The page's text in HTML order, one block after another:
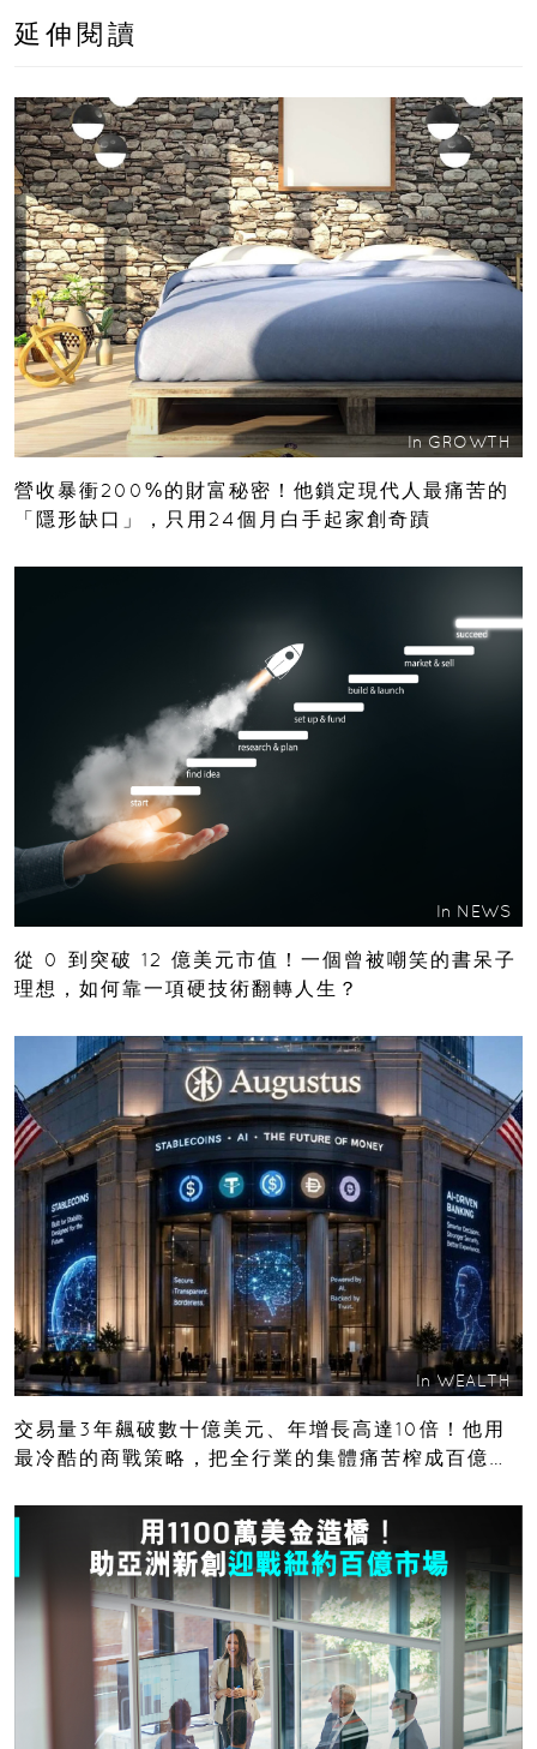
延伸閱讀
In GROWTH
營收暴衝200%的財富秘密！他鎖定現代人最痛苦的
「隱形缺口」，只用24個月白手起家創奇蹟
In NEWS
從 0 到突破 12 億美元市值！一個曾被嘲笑的書呆子
理想，如何靠一項硬技術翻轉人生？
In WEALTH
交易量3年飆破數十億美元、年增長高達10倍！他用
最冷酷的商戰策略，把全行業的集體痛苦榨成百億金